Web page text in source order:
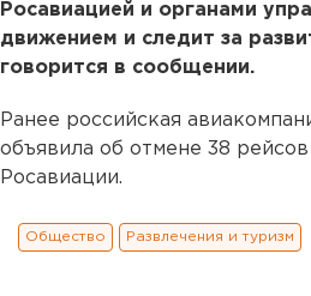
Росавиацией и органами
движением и следит за
говорится в сообщении.
Ранее российская
объявила об отмене 38
Росавиации.
Общество Развлечения и туризм